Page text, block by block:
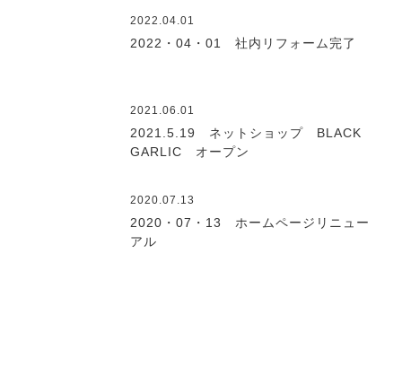
2022.04.01
2022・04・01 社内リフォーム完了
2021.06.01
2021.5.19 ネットショップ BLACK
GARLIC オープン
2020.07.13
2020・07・13 ホームページリニュー
アル